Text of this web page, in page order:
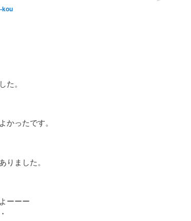
kou
た。
かったです。
ました。
ーーー